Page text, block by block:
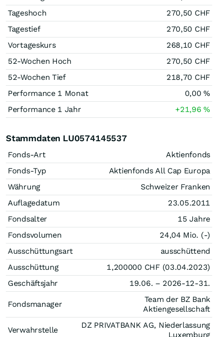
Tageshoch
270,50 CHF
Tagestief
270,50 CHF
Vortageskurs
268,10 CHF
52-Wochen Hoch
270,50 CHF
52-Wochen Tief
218,70 CHF
Performance 1 Monat
0,00%
Performance 1 Jahr
+21,96%
Stammdaten LU0574145537
Fonds-Art
Aktienfonds
Fonds-Typ
Aktienfonds All Cap Europa
Währung
Schweizer Franken
Auflagedatum
23.05.2011
Fondsalter
15 Jahre
Fondsvolumen
24,04 Mio. (-)
Ausschüttungsart
ausschüttend
Ausschüttung
1,200000 CHF (03.04.2023)
Geschäftsjahr
19.06. – 2026-12-31.
Fondsmanager
Team der BZ Bank
Aktiengesellschaft
Verwahrstelle
DZ PRIVATBANK AG, Niederlassung
Luxemburg